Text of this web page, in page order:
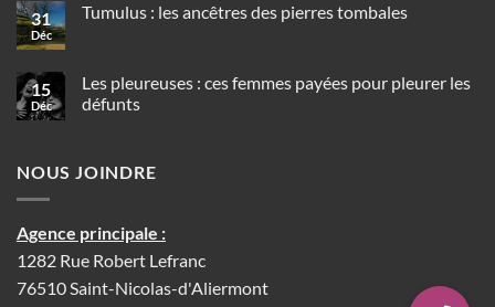
les
sur
moine
peut
présider
lors
31
Déc
Tumulus : les ancêtres des pierres tombales
Tumulus
les
15
Déc
Les pleureuses : ces femmes payées pour pleurer les
défunts
Les
pleureuses
femmes
payées
pour
pleurer
les
défunts
NOUS JOINDRE
Agence principale :
1282 Rue Robert Lefranc
76510 Saint-Nicolas-d'Aliermont